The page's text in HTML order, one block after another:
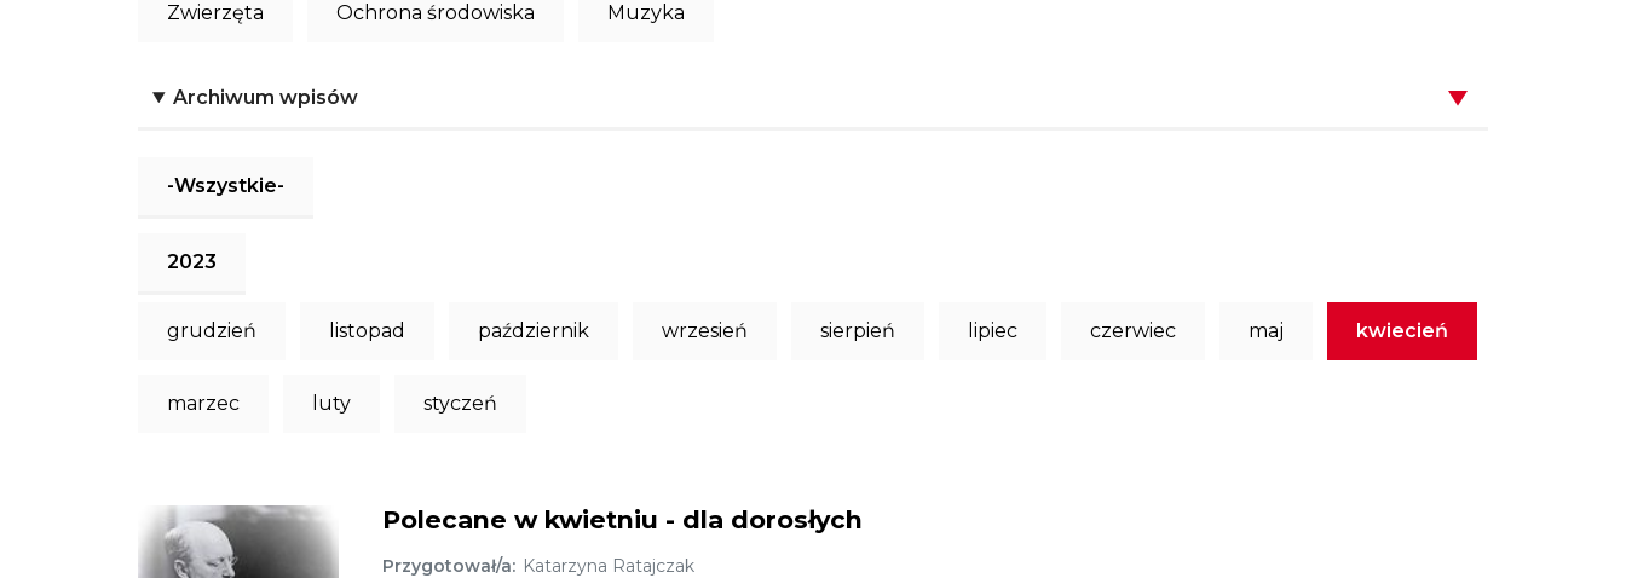
Zwierzęta Ochrona środowiska Muzyka
Archiwum wpisów
-Wszystkie-
2023
grudzień listopad październik wrzesień sierpień lipiec czerwiec maj kwiecień
marzec luty styczeń
Obraz Polecane w kwietniu - dla dorosłych
Przygotował/a Katarzyna Ratajczak